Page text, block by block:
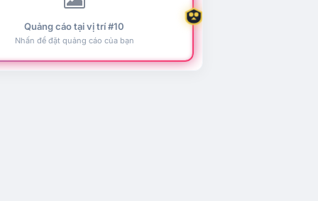
Quảng cáo tại vị trí #10
Nhấn để đặt quảng cáo của bạn